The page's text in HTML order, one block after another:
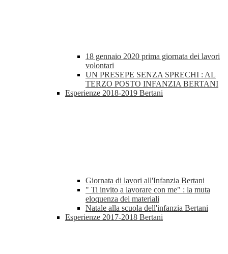
18 gennaio 2020 prima giornata dei lavori
volontari
UN PRESEPE SENZA SPRECHI : AL
TERZO POSTO INFANZIA BERTANI
Esperienze 2018-2019 Bertani
Giornata di lavori all'Infanzia Bertani
" Ti invito a lavorare con me" : la muta
eloquenza dei materiali
Natale alla scuola dell'infanzia Bertani
Esperienze 2017-2018 Bertani